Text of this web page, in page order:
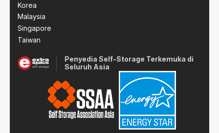
Korea
Malaysia
Singapore
Taiwan
Penyedia Self-Storage Terkemuka di
Seluruh Asia